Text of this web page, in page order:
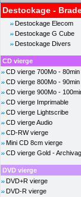
Destockage -
Destockage Elecom
Destockage G Cube
Destockage Divers
CD vierge
CD vierge 700Mo - 80min
CD vierge 800Mo - 90min
CD vierge 900Mo -
CD vierge Imprimable
CD vierge Lightscribe
CD vierge Audio
CD-RW vierge
Mini CD 8cm vierge
CD vierge Gold -
DVD vierge
DVD+R vierge
DVD-R vierge